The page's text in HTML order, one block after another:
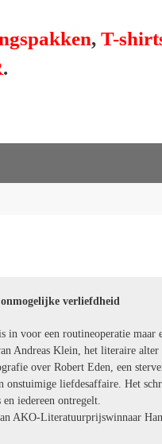
, T-
.
onmogelijke verliefdheid
in voor een routineoperatie maar
Andreas Klein, het literaire alter
over Robert Eden, een
onstuimige liefdesaffaire. Het
iedereen ontregelt.
AKO-Literatuurprijswinnaar